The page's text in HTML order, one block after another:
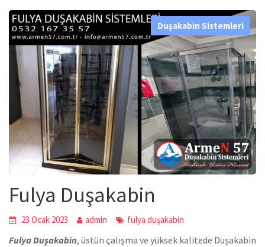
Duşakabin Sistemleri
Fulya Duşakabin
23 Ocak 2023 admin fulya duşakabin
Fulya Duşakabin, üstün çalışma ve yüksek kalitede Duşakabin